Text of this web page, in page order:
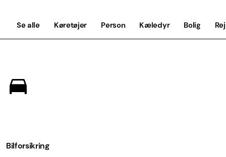
Se alle Køretøjer Person Kæledyr Bolig
Bilforsikring